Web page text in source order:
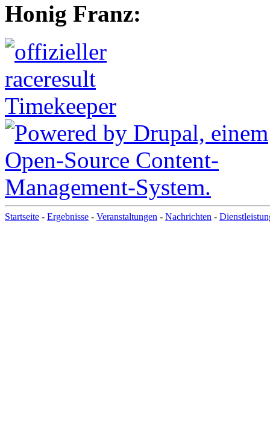
Honig Franz:
Startseite - Ergebnisse - Veranstaltungen - Nachrichten -